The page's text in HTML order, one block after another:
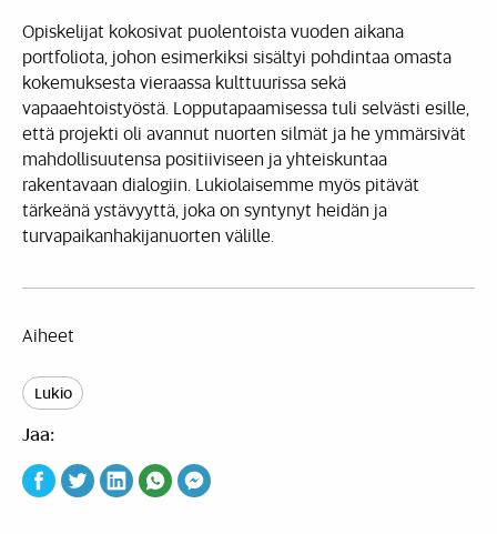
Opiskelijat kokosivat puolentoista vuoden aikana
portfoliota, johon esimerkiksi sisältyi pohdintaa omasta
kokemuksesta vieraassa kulttuurissa sekä
vapaaehtoistyöstä. Lopputapaamisessa tuli selvästi esille,
että projekti oli avannut nuorten silmät ja he ymmärsivät
mahdollisuutensa positiiviseen ja yhteiskuntaa
rakentavaan dialogiin. Lukiolaisemme myös pitävät
tärkeänä ystävyyttä, joka on syntynyt heidän ja
turvapaikanhakijanuorten välille.
Aiheet
Lukio
Jaa: